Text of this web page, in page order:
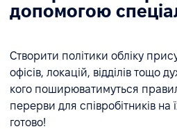
допомогою
Створити політики обліку
офісів, локацій, відділів тощо
кого поширюватимуться
перерви для співробітників на
готово!